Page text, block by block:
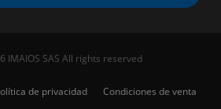
IMAIOS SAS All rights reserved
de privacidad Condiciones de venta